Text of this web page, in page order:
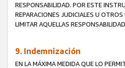
RESPONSABILIDAD. POR ESTE
REPARACIONES JUDICIALES U
LIMITAR AQUELLAS
9. Indemnización
EN LA MÁXIMA MEDIDA QUE LO